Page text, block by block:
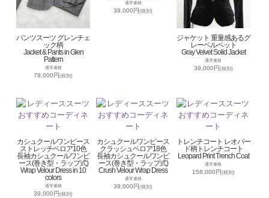
パンツスーツ グレンチェ
ック柄
Jacket & Pants in Glen
Pattern
通常価格
78,000円(税別)
通常価格
39,000円(税別)
ジャケット 重量感あるグ
レーベルベット
Gray Velvet Solid Jacket
通常価格
39,000円 (税別)
カシュクールワンピース
ストレッチベロア10色
長袖カシュクールワンピ
ース(巻き型・ラップ式)
Wrap Velour Dress in 10
colors
通常価格
39,000円(税別)
カシュクールワンピース
クラッシュベロア18色
長袖カシュクールワンピ
ース(巻き型・ラップ式)
Crush Velour Wrap Dress
通常価格
39,000円(税別)
トレンチコート レオパー
ド柄トレンチコート
Leopard Print Trench Coat
通常価格
158,000円 (税別)